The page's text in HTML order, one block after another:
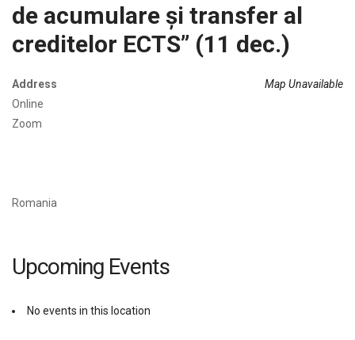
de acumulare și transfer al
creditelor ECTS” (11 dec.)
Map Unavailable
Address
Online
Zoom
Romania
Upcoming Events
No events in this location